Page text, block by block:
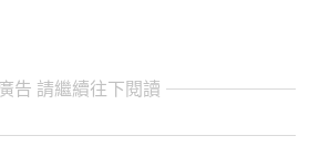
告 請繼續往下閱讀